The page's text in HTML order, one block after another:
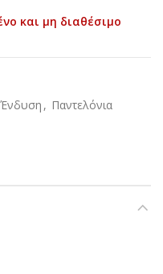
και μη διαθέσιμο
Ένδυση , Παντελόνια